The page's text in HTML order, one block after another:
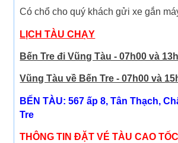
Có chổ cho quý khách gửi xe gắn
LỊCH TÀU CHẠY
Bến Tre đi Vũng Tàu - 07h00 và
Vũng Tàu về Bến Tre - 07h00 và
BẾN TÀU: 567 ấp 8, Tân Thạch,
Tre
THÔNG TIN ĐẶT VÉ TÀU CAO